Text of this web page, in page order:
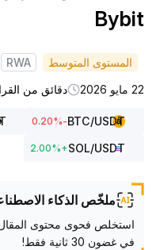
المستوى المتوسط
RWA
دقائق من القراءة 6
BTC/USDT
-0.20
%
SOL/USDT
+
2.00%
ملخّص الذكاء الاصطناعي
استخلص فحوى محتوى المقال
في غضون 30 ثانية فقط!